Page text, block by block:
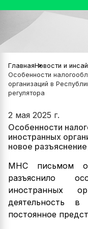
ГлавнаяНовости и
Особенности
организаций в
регулятора
2 мая 2025 г.
Особенности
иностранных
новое
МНС письмом
разъяснило
иностранных
деятельность в
постоянное